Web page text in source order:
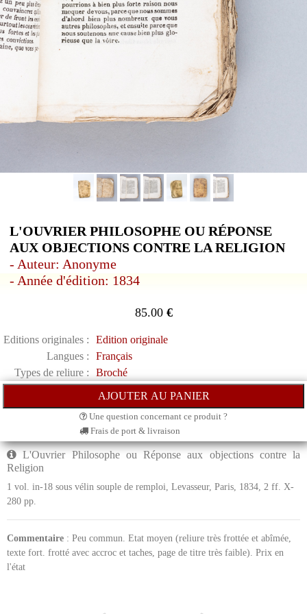
L'OUVRIER PHILOSOPHE OU RÉPONSE
AUX OBJECTIONS CONTRE LA RELIGION
- Auteur: Anonyme
- Année d'édition: 1834
85.00€
Editions originales :
Edition originale
Langues :
Français
Types de reliure :
Broché
Une question concernant ce produit ?
Frais de port & livraison
L'Ouvrier Philosophe ou Réponse aux objections contre la
Religion
1 vol. in-18 sous vélin souple de remploi, Levasseur, Paris, 1834, 2 ff. X-
280 pp.
Commentaire : Peu commun. Etat moyen (reliure très frottée et abîmée,
texte fort. frotté avec accroc et taches, page de titre très faible). Prix en
l'état